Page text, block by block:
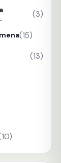
(3)
(15)
(13)